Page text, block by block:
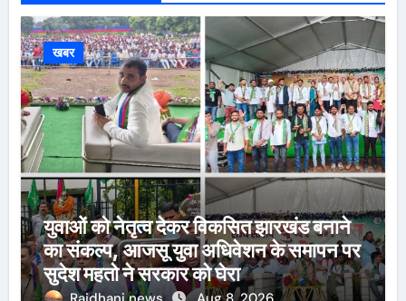
खबर
युवाओं को नेतृत्व देकर विकसित झारखंड बनाने
का संकल्प, आजसू युवा अधिवेशन के समापन पर
सुदेश महतो ने सरकार को घेरा